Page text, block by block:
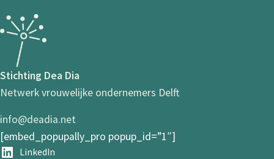
Stichting Dea Dia
Netwerk vrouwelijke ondernemers Delft
info@deadia.net
[embed_popupally_pro popup_id=”1″]
LinkedIn